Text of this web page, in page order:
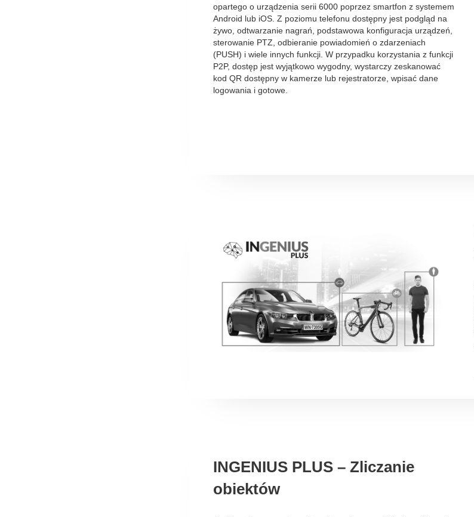
opartego o urządzenia serii 6000 poprzez smartfon z systemem
Android lub iOS. Z poziomu telefonu dostępny jest podgląd na
żywo, odtwarzanie nagrań, podstawowa konfiguracja urządzeń,
sterowanie PTZ, odbieranie powiadomień o zdarzeniach
(PUSH) i wiele innych funkcji. W przypadku korzystania z funkcji
P2P, dostęp jest wyjątkowo wygodny, wystarczy zeskanować
kod QR dostępny w kamerze lub rejestratorze, wpisać dane
logowania i gotowe.
INGENIUS PLUS – Zliczanie
obiektów